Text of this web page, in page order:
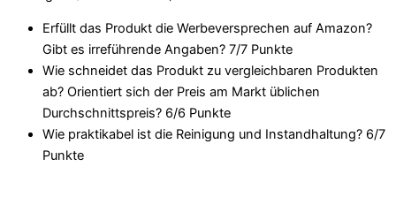
Erfüllt das Produkt die Werbeversprechen auf Amazon?
Gibt es irreführende Angaben? 7/7 Punkte
Wie schneidet das Produkt zu vergleichbaren Produkten
ab? Orientiert sich der Preis am Markt üblichen
Durchschnittspreis? 6/6 Punkte
Wie praktikabel ist die Reinigung und Instandhaltung? 6/7
Punkte